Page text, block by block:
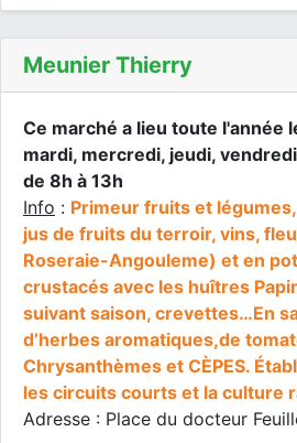
Meunier Thierry
Ce marché a lieu toute l'année
mardi, mercredi, jeudi,
de 8h à 13h
Info : Primeur fruits et
jus de fruits du terroir, vins,
Roseraie-Angouleme) et en
crustacés avec les huîtres
suivant saison, crevettes…En
d’herbes aromatiques,de
Chrysanthèmes et CÈPES.
les circuits courts et la culture
Adresse : Place du docteur